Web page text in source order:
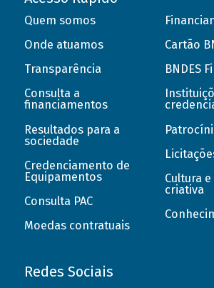
Quem somos
Onde atuamos
Transparência
Consulta a
financiamentos
Resultados para a
sociedade
Credenciamento de
Equipamentos
Consulta PAC
Moedas contratuais
Cartão
BNDES
Cultura
criativa
Redes Sociais